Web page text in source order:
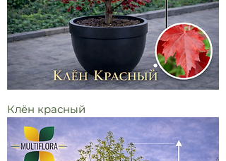
Клён красный